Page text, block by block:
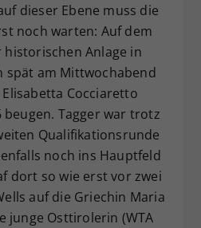
dieser Ebene muss die
noch warten: Auf dem
historischen Anlage in
spät am Mittwochabend
Cocciaretto
beugen. Tagger war trotz
Qualifikationsrunde
noch ins Hauptfeld
dort so wie erst vor zwei
auf die Griechin Maria
junge Osttirolerin (WTA